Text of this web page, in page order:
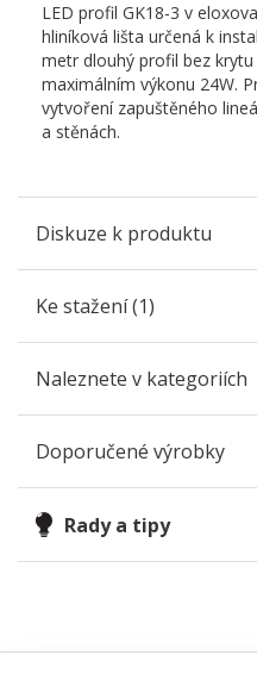
LED profil GK18-3 v
hliníková lišta určená k
metr dlouhý profil bez
maximálním výkonu 24W.
vytvoření zapuštěného
a stěnách.
Diskuze k produktu
Ke stažení (1)
Naleznete v kategoriích
Doporučené výrobky
Rady a tipy